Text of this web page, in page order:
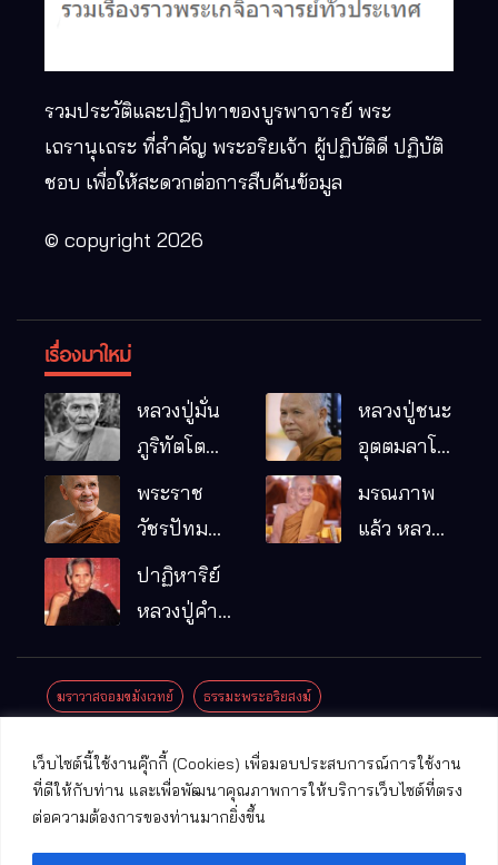
เว็บไซต์นี้ใช้งานคุ๊กกี้ (Cookies) เพื่อมอบประสบการณ์การใช้งาน
ที่ดีให้กับท่าน และเพื่อพัฒนาคุณภาพการให้บริการเว็บไซต์ที่ตรง
ต่อความต้องการของท่านมากยิ่งขึ้น
รวมประวัติและปฏิปทาของบูรพาจารย์ พระ
เถรานุเถระ ที่สำคัญ พระอริยเจ้า ผู้ปฏิบัติดี ปฏิบัติ
ชอบ เพื่อให้สะดวกต่อการสืบค้นข้อมูล
© copyright 2026
เรื่องมาใหม่
หลวงปู่มั่น
ภูริทัตโต
พระอริยเจ้า
ผู้เป็นบิดา
รมฐาน
หลวงปู่ชนะ
อุตตมลาโภ
หมากอื๋อ
พระราช
วัชรปัทม
คุณ (หลวง
ปู่บัวเกตุ
แล้ว วัดป่า
อ.แม่ริม
จ.เชียงใหม่
มรณภาพ
แล้ว หลวง
ปาฏิหาริย์
หลวงปู่คำ
มณี
ฆราวาสจอมขมังเวทย์ ธรรมะพระอริยสงฆ์
ปาฏิหาริย์พระเครื่อง
พระพุทธรูปศักดิ์สิทธิ์ วัดที่สําคัญ